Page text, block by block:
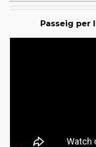
Passeig per